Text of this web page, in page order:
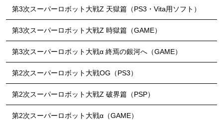
第3次スーパーロボット大戦Z 天獄篇（PS3・Vita用ソフト）
第3次スーパーロボット大戦Z 時獄篇（GAME）
第3次スーパーロボット大戦α 終焉の銀河へ（GAME）
第2次スーパーロボット大戦OG（PS3）
第2次スーパーロボット大戦Z 破界篇（PSP）
第2次スーパーロボット大戦α（GAME）